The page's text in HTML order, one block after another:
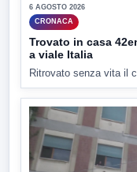
6 AGOSTO 2026
CRONACA
Trovato in casa
a viale Italia
Ritrovato senza vita il